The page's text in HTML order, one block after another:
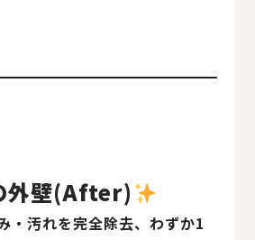
外壁(After)
・汚れを完全除去、わずか1